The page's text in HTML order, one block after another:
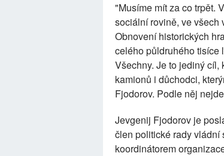
"Musíme mít za co trpět.
sociální rovině, ve všech
Obnovení historických
celého půldruhého tisíce
Všechny. Je to jediný
kamionů i důchodci,
Fjodorov. Podle něj
Jevgenij Fjodorov je
člen politické rady vládní
koordinátorem